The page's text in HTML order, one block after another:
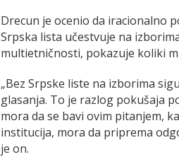
Drecun je ocenio da iracionalno
Srpska lista učestvuje na
multietničnosti, pokazuje koliki
„Bez Srpske liste na izborima
glasanja. To je razlog pokušaja
mora da se bavi ovim pitanjem,
institucija, mora da priprema
je on.